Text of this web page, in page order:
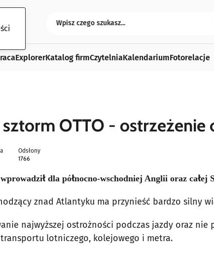
ExplorerKatalog firmCzytelniaKalendariumFotorelacje
OTTO - ostrzeżenie
Odsłony
1766
dla północno-wschodniej Anglii oraz całej
znad Atlantyku ma przynieść bardzo silny
najwyższej ostrożności podczas jazdy oraz
transportu lotniczego, kolejowego i metra.